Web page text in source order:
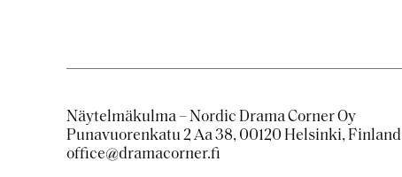
Näytelmäkulma – Nordic Drama Corner Oy
Punavuorenkatu 2 Aa 38, 00120 Helsinki, Finland
office@dramacorner.fi